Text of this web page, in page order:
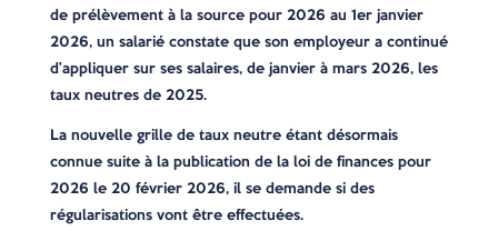
de prélèvement à la source pour 2026 au 1er janvier
2026, un salarié constate que son employeur a continué
d’appliquer sur ses salaires, de janvier à mars 2026, les
taux neutres de 2025.
La nouvelle grille de taux neutre étant désormais
connue suite à la publication de la loi de finances pour
2026 le 20 février 2026, il se demande si des
régularisations vont être effectuées.